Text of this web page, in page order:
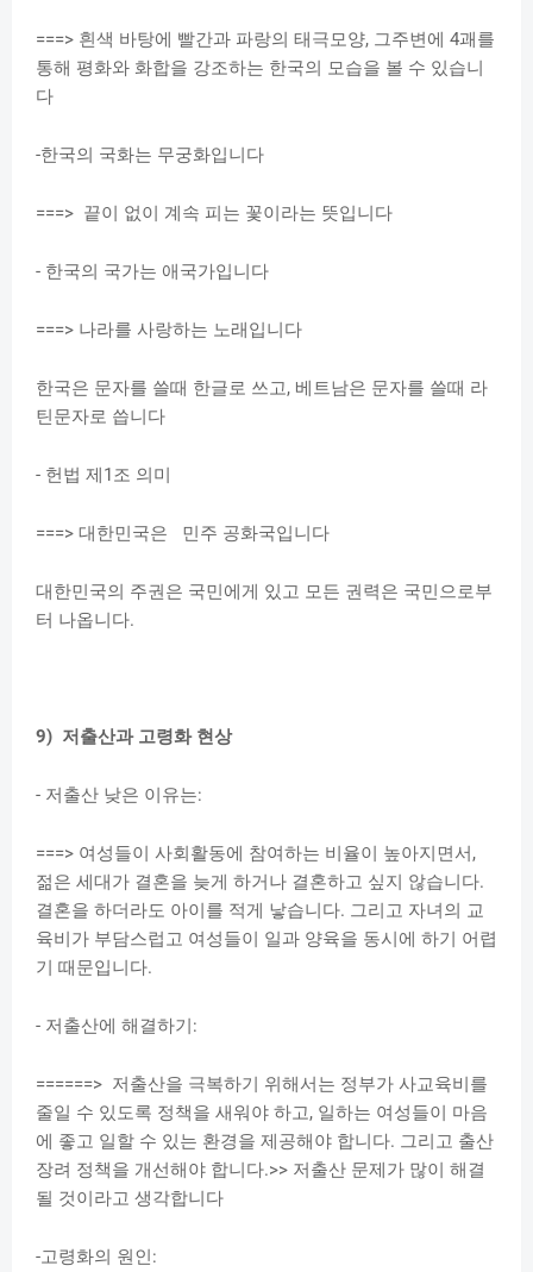
===> 흰색 바탕에 빨간과 파랑의 태극모양, 그주변에 4괘를
통해 평화와 화합을 강조하는 한국의 모습을 볼 수 있습니
다
-한국의 국화는 무궁화입니다
===> 끝이 없이 계속 피는 꽃이라는 뜻입니다
- 한국의 국가는 애국가입니다
===> 나라를 사랑하는 노래입니다
한국은 문자를 쓸때 한글로 쓰고, 베트남은 문자를 쓸때 라
틴문자로 씁니다
- 헌법 제1조 의미
===> 대한민국은 민주 공화국입니다
대한민국의 주권은 국민에게 있고 모든 권력은 국민으로부
터 나옵니다.
9) 저출산과 고령화 현상
- 저출산 낮은 이유는:
===> 여성들이 사회활동에 참여하는 비율이 높아지면서,
젊은 세대가 결혼을 늦게 하거나 결혼하고 싶지 않습니다.
결혼을 하더라도 아이를 적게 낳습니다. 그리고 자녀의 교
육비가 부담스럽고 여성들이 일과 양육을 동시에 하기 어렵
기 때문입니다.
- 저출산에 해결하기:
======> 저출산을 극복하기 위해서는 정부가 사교육비를
줄일 수 있도록 정책을 새워야 하고, 일하는 여성들이 마음
에 좋고 일할 수 있는 환경을 제공해야 합니다. 그리고 출산
장려 정책을 개선해야 합니다.>> 저출산 문제가 많이 해결
될 것이라고 생각합니다
-고령화의 원인: